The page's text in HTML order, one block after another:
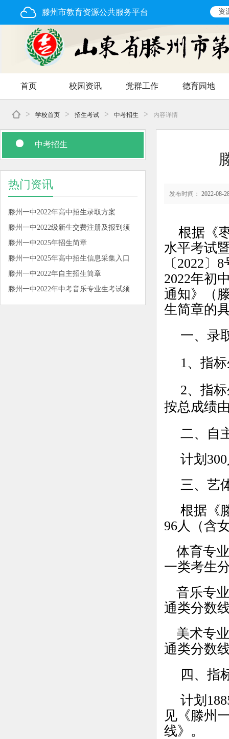
滕州市教育资源公共服务平台 资
首页 校园资讯 党群工作 德育园地
> 学校首页 > 招生考试 > 中考招生 > 内容详情
中考招生
热门资讯
滕州一中2022年高中招生录取方案
滕州一中2022级新生交费注册及报到须
滕州一中2025年招生简章
滕州一中2025年高中招生信息采集入口
滕州一中2022年自主招生简章
滕州一中2022年中考音乐专业生考试须
发布时间： 2022-08-
根据《
水平考试
〔2022
2022年初
通知》（
生简章的
一、录
1、指
2、指
按总成绩
二、自
计划
三、艺
根据《
96人（含
体育专
一类考生
音乐专
通类分数
美术专
通类分数
四、指
计划
见《滕州
线》。